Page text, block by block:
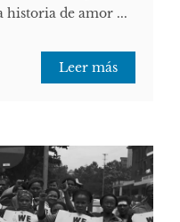
historia de amor ...
Leer más